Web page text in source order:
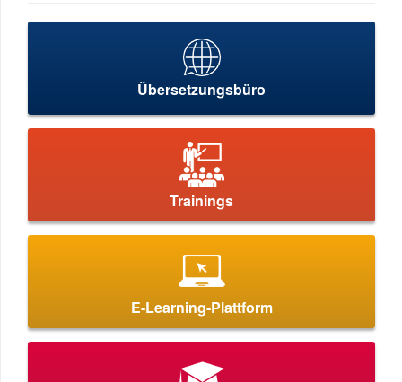
Übersetzungsbüro
Trainings
E-Learning-Plattform